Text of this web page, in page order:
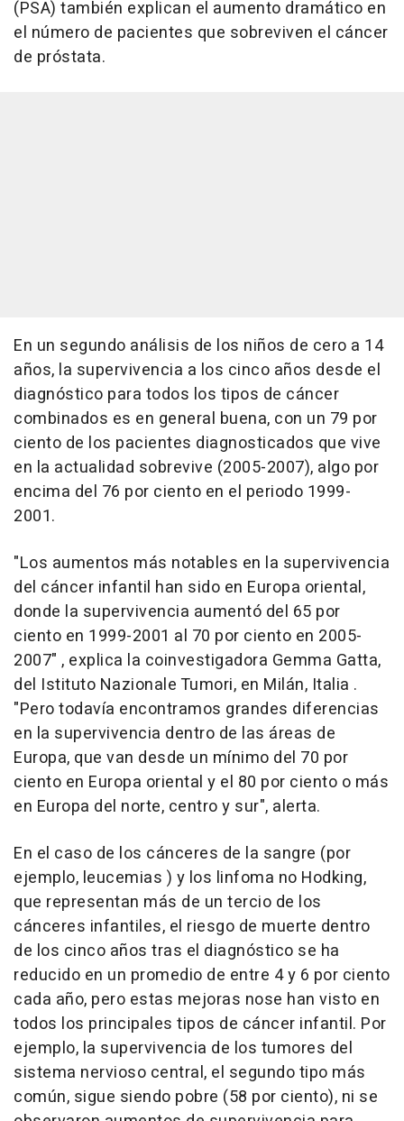
(PSA) también explican el aumento dramático en
el número de pacientes que sobreviven el cáncer
de próstata.
En un segundo análisis de los niños de cero a 14
años, la supervivencia a los cinco años desde el
diagnóstico para todos los tipos de cáncer
combinados es en general buena, con un 79 por
ciento de los pacientes diagnosticados que vive
en la actualidad sobrevive (2005-2007), algo por
encima del 76 por ciento en el periodo 1999-
2001.
"Los aumentos más notables en la supervivencia
del cáncer infantil han sido en Europa oriental,
donde la supervivencia aumentó del 65 por
ciento en 1999-2001 al 70 por ciento en 2005-
2007" , explica la coinvestigadora Gemma Gatta,
del Istituto Nazionale Tumori, en Milán, Italia .
"Pero todavía encontramos grandes diferencias
en la supervivencia dentro de las áreas de
Europa, que van desde un mínimo del 70 por
ciento en Europa oriental y el 80 por ciento o más
en Europa del norte, centro y sur", alerta.
En el caso de los cánceres de la sangre (por
ejemplo, leucemias ) y los linfoma no Hodking,
que representan más de un tercio de los
cánceres infantiles, el riesgo de muerte dentro
de los cinco años tras el diagnóstico se ha
reducido en un promedio de entre 4 y 6 por ciento
cada año, pero estas mejoras nose han visto en
todos los principales tipos de cáncer infantil. Por
ejemplo, la supervivencia de los tumores del
sistema nervioso central, el segundo tipo más
común, sigue siendo pobre (58 por ciento), ni se